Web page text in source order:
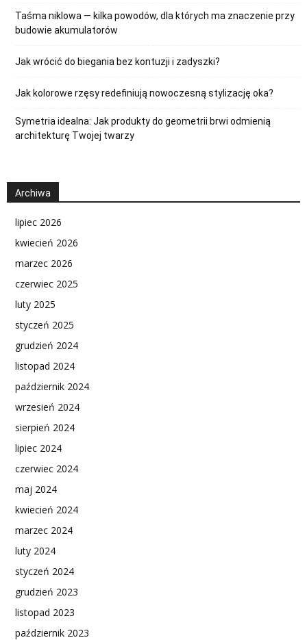
Taśma niklowa — kilka powodów, dla których ma znaczenie przy
budowie akumulatorów
Jak wrócić do biegania bez kontuzji i zadyszki?
Jak kolorowe rzęsy redefiniują nowoczesną stylizację oka?
Symetria idealna: Jak produkty do geometrii brwi odmienią
architekturę Twojej twarzy
Archiwa
lipiec 2026
kwiecień 2026
marzec 2026
czerwiec 2025
luty 2025
styczeń 2025
grudzień 2024
listopad 2024
październik 2024
wrzesień 2024
sierpień 2024
lipiec 2024
czerwiec 2024
maj 2024
kwiecień 2024
marzec 2024
luty 2024
styczeń 2024
grudzień 2023
listopad 2023
październik 2023